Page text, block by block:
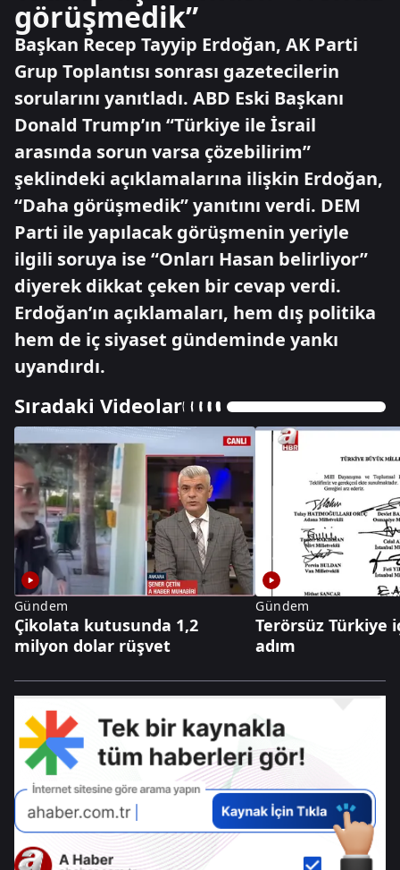
görüşmedik”
Başkan Recep Tayyip Erdoğan, AK Parti
Grup Toplantısı sonrası gazetecilerin
sorularını yanıtladı. ABD Eski Başkanı
Donald Trump’ın “Türkiye ile İsrail
arasında sorun varsa çözebilirim”
şeklindeki açıklamalarına ilişkin Erdoğan,
“Daha görüşmedik” yanıtını verdi. DEM
Parti ile yapılacak görüşmenin yeriyle
ilgili soruya ise “Onları Hasan belirliyor”
diyerek dikkat çeken bir cevap verdi.
Erdoğan’ın açıklamaları, hem dış politika
hem de iç siyaset gündeminde yankı
uyandırdı.
Sıradaki Videolar
Gündem
Çikolata kutusunda 1,2
milyon dolar rüşvet
Gündem
Terörsüz Türkiye
adım